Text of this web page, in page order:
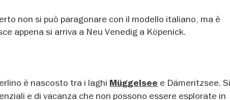
non si può paragonare con il modello italiano, ma è
appena si arriva a Neu Venedig a Köpenick.
è nascosto tra i laghi Müggelsee e Dämeritzsee. Si
e di vacanza che non possono essere esplorate in